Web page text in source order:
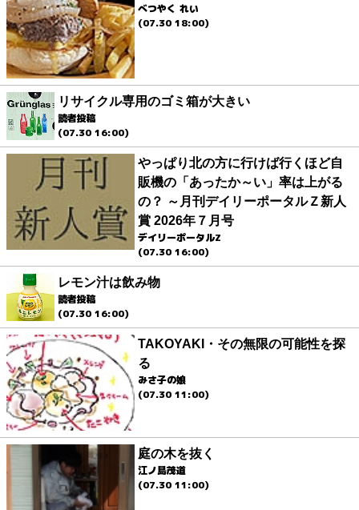
べつやく れい
(07.30 18:00)
リサイクル専用のゴミ箱が大きい
読者投稿
(07.30 16:00)
やっぱり北の方に行けば行くほど自
販機の「あったか～い」率は上がる
の？ ～月刊デイリーポータルＺ新人
賞 2026年７月号
デイリーポータルZ
(07.30 16:00)
レモン汁は飲み物
読者投稿
(07.30 16:00)
TAKOYAKI・その無限の可能性を探
る
みさ子の娘
(07.30 11:00)
庭の木を抜く
江ノ島茂道
(07.30 11:00)